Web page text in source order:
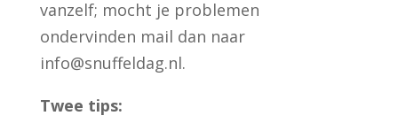
vanzelf; mocht je problemen
ondervinden mail dan naar
info@snuffeldag.nl.
Twee tips: